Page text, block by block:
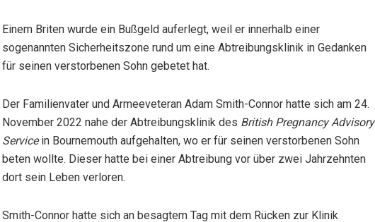
Einem Briten wurde ein Bußgeld auferlegt, weil er innerhalb einer
sogenannten Sicherheitszone rund um eine Abtreibungsklinik in Gedanken
für seinen verstorbenen Sohn gebetet hat.
Der Familienvater und Armeeveteran Adam Smith-Connor hatte sich am 24.
November 2022 nahe der Abtreibungsklinik des British Pregnancy Advisory
Servicein Bournemouth aufgehalten, wo er für seinen verstorbenen Sohn
beten wollte. Dieser hatte bei einer Abtreibung vor über zwei Jahrzehnten
dort sein Leben verloren.
Smith-Connor hatte sich an besagtem Tag mit dem Rücken zur Klinik